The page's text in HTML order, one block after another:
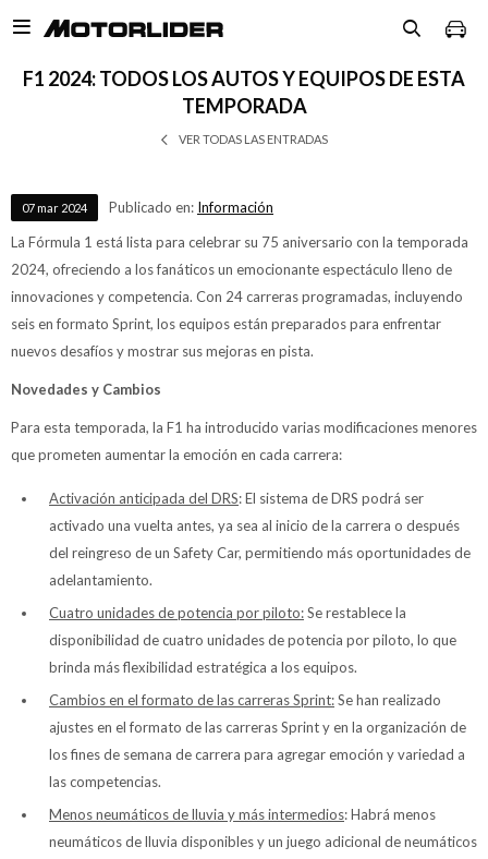

F1 2024: TODOS LOS AUTOS Y EQUIPOS DE ESTA
TEMPORADA
VER TODAS LAS ENTRADAS
07 mar 2024 Publicado en: Información
La Fórmula 1 está lista para celebrar su 75 aniversario con la temporada
2024, ofreciendo a los fanáticos un emocionante espectáculo lleno de
innovaciones y competencia. Con 24 carreras programadas, incluyendo
seis en formato Sprint, los equipos están preparados para enfrentar
nuevos desafíos y mostrar sus mejoras en pista.
Novedades y Cambios
Para esta temporada, la F1 ha introducido varias modificaciones menores
que prometen aumentar la emoción en cada carrera:
Activación anticipada del DRS: El sistema de DRS podrá ser
activado una vuelta antes, ya sea al inicio de la carrera o después
del reingreso de un Safety Car, permitiendo más oportunidades de
adelantamiento.
Cuatro unidades de potencia por piloto:Se restablece la
disponibilidad de cuatro unidades de potencia por piloto, lo que
brinda más flexibilidad estratégica a los equipos.
Cambios en el formato de las carreras Sprint:Se han realizado
ajustes en el formato de las carreras Sprint y en la organización de
los fines de semana de carrera para agregar emoción y variedad a
las competencias.
Menos neumáticos de lluvia y más intermedios: Habrá menos
neumáticos de lluvia disponibles y un juego adicional de neumáticos